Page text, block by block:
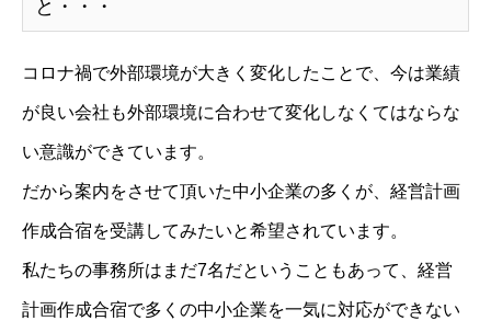
と・・・
コロナ禍で外部環境が大きく変化したことで、今は業績
が良い会社も外部環境に合わせて変化しなくてはならな
い意識ができています。
だから案内をさせて頂いた中小企業の多くが、経営計画
作成合宿を受講してみたいと希望されています。
私たちの事務所はまだ7名だということもあって、経営
計画作成合宿で多くの中小企業を一気に対応ができない
経営サポートの流れ
人財経営支援®︎塾
経営計画作成合宿
企業成長コンサルのプログラム内容
人財採用定着セミナー
お客様の声
求人情報